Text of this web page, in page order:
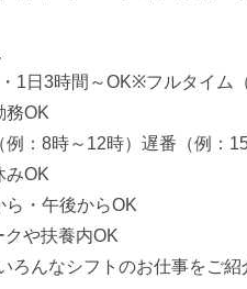
1日3時間～OK※フルタイム
務OK
例：8時～12時）遅番（例：
みOK
ら・午後からOK
クや扶養内OK
ろんなシフトのお仕事をご紹